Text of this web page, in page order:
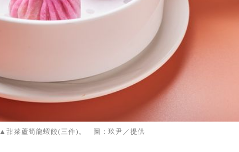
▲甜菜蘆筍龍蝦餃(三件)。 圖：玖尹／提供